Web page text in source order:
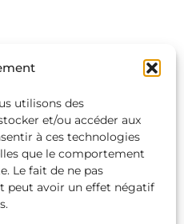
utilisons des
et/ou accéder aux
à ces technologies
que le comportement
Le fait de ne pas
peut avoir un effet négatif